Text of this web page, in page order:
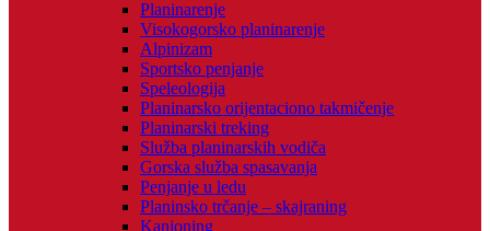
Planinarenje
Visokogorsko planinarenje
Alpinizam
Sportsko penjanje
Speleologija
Planinarsko orijentaciono takmičenje
Planinarski treking
Služba planinarskih vodiča
Gorska služba spasavanja
Penjanje u ledu
Planinsko trčanje – skajraning
Kanjoning